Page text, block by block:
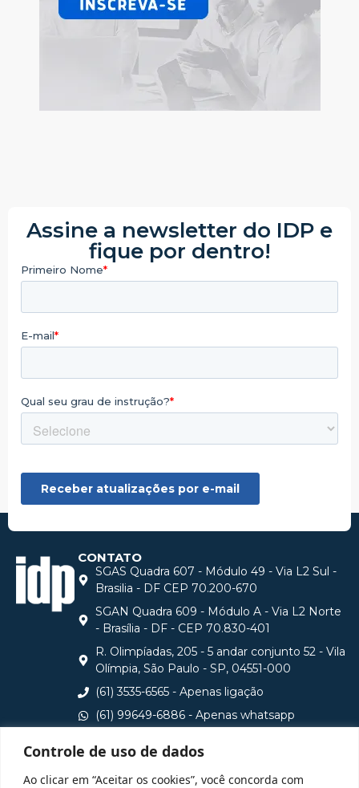
Controle de uso de dados
Ao clicar em “Aceitar os cookies”, você concorda com
Assine a newsletter do IDP e
fique por dentro!
CONTATO
SGAS Quadra 607 - Módulo 49 - Via L2 Sul -
Brasilia - DF CEP 70.200-670
SGAN Quadra 609 - Módulo A - Via L2 Norte
- Brasília - DF - CEP 70.830-401
R. Olimpíadas, 205 - 5 andar conjunto 52 - Vila
Olímpia, São Paulo - SP, 04551-000
(61) 3535-6565 - Apenas ligação
(61) 99649-6886 - Apenas whatsapp
Consulte aqui o cadastro da Instituição no Sistema e-
MEC